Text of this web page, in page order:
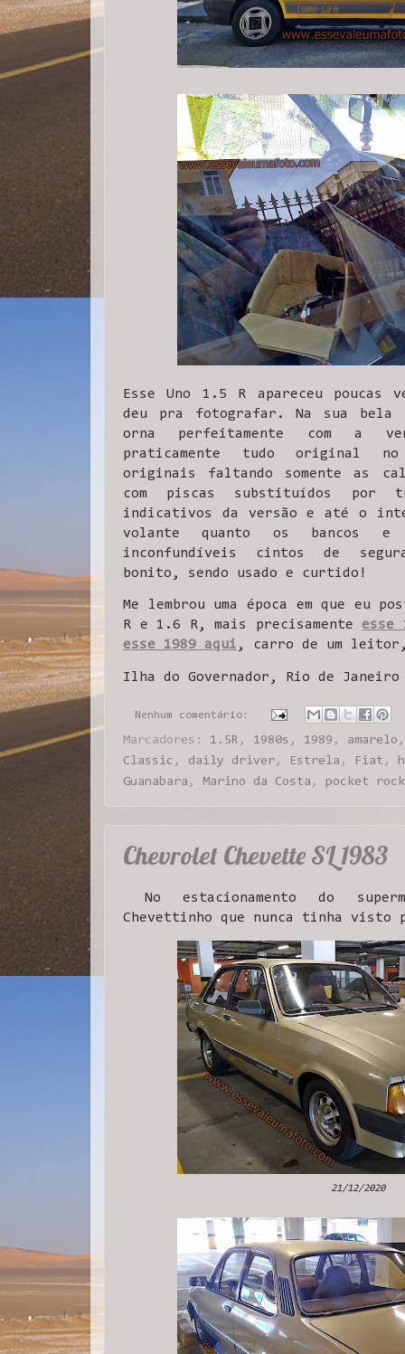
Esse Uno 1.5 R apareceu poucas
deu pra fotografar. Na sua bela
orna perfeitamente com a
praticamente tudo original
originais faltando somente as
com piscas substituídos por
indicativos da versão e até o
volante quanto os bancos
inconfundíveis cintos de
bonito, sendo usado e curtido!
Me lembrou uma época em que eu
R e 1.6 R, mais precisamente esse
esse 1989 aqui , carro de um
Ilha do Governador, Rio de
Nenhum comentário:
Marcadores: 1.5R , 1980s , 1989 , amarelo
Classic , daily driver , Estrela , Fiat ,
Guanabara , Marino da Costa , pocket
Chevrolet Chevette SL 1983
No estacionamento do
Chevettinho que nunca tinha visto
21/12/2020